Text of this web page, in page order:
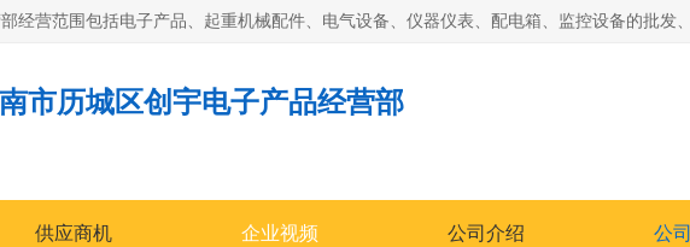
市历城区创宇电子产品经营部
供应商机 企业视频 公司介绍 公